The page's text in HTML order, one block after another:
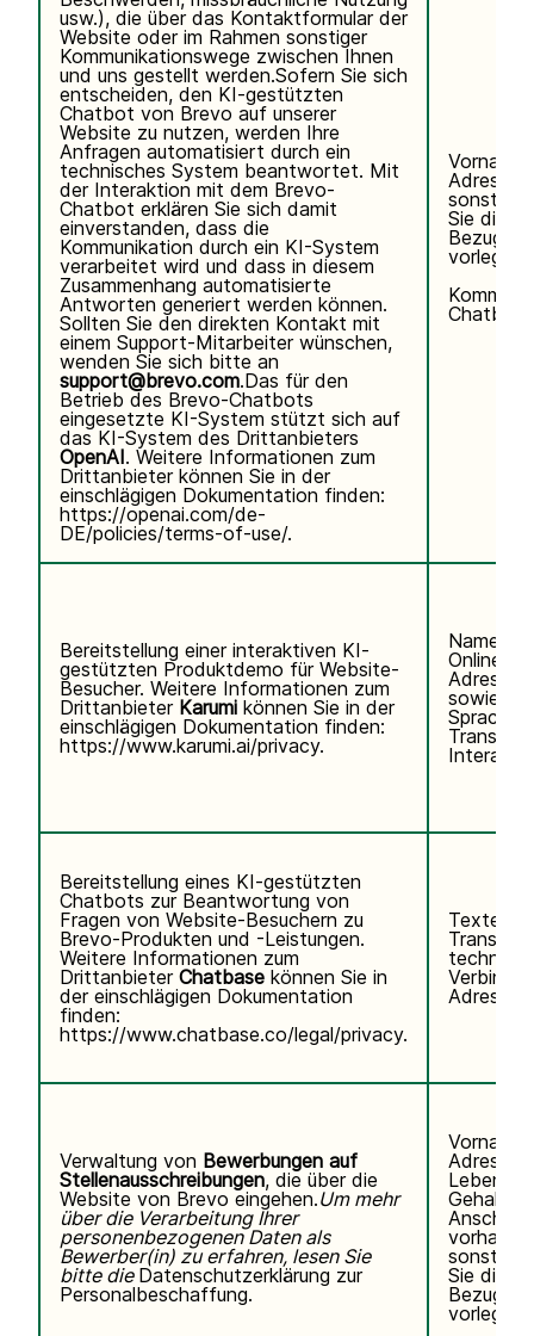
usw.), die über das Kontaktformular der
Website oder im Rahmen sonstiger
Kommunikationswege zwischen Ihnen
und uns gestellt werden.Sofern Sie sich
entscheiden, den KI-gestützten
Chatbot von Brevo auf unserer
Website zu nutzen, werden Ihre
Anfragen automatisiert durch ein
technisches System beantwortet. Mit
der Interaktion mit dem Brevo-
Chatbot erklären Sie sich damit
einverstanden, dass die
Kommunikation durch ein KI-System
verarbeitet wird und dass in diesem
Zusammenhang automatisierte
Antworten generiert werden können.
Sollten Sie den direkten Kontakt mit
einem Support-Mitarbeiter wünschen,
wenden Sie sich bitte an
support@brevo.com.Das für den
Betrieb des Brevo-Chatbots
eingesetzte KI-System stützt sich auf
das KI-System des Drittanbieters
OpenAI. Weitere Informationen zum
Drittanbieter können Sie in der
einschlägigen Dokumentation finden:
https://openai.com/de-
DE/policies/terms-of-use/.
Adresse,
Sie
Bezug
vorlegen.
Chatbot.
Bereitstellung einer interaktiven KI-
gestützten Produktdemo für Website-
Besucher. Weitere Informationen zum
Drittanbieter Karumi können Sie in der
einschlägigen Dokumentation finden:
https://www.karumi.ai/privacy.
Name,
Online-
sowie
Bereitstellung eines KI-gestützten
Chatbots zur Beantwortung von
Fragen von Website-Besuchern zu
Brevo-Produkten und -Leistungen.
Weitere Informationen zum
Drittanbieter Chatbase können Sie in
der einschlägigen Dokumentation
finden:
https://www.chatbase.co/legal/privacy.
Adresse,
Verwaltung von Bewerbungen auf
Stellenausschreibungen, die über die
Website von Brevo eingehen.Um mehr
über die Verarbeitung Ihrer
personenbezogenen Daten als
Bewerber(in) zu erfahren, lesen Sie
bitte die Datenschutzerklärung zur
Personalbeschaffung.
Adresse,
Sie
Bezug
vorlegen.